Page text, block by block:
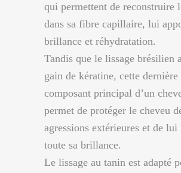
qui permettent de reconstruire
dans sa fibre capillaire, lui
brillance et réhydratation.
Tandis que le lissage brésilien
gain de kératine, cette dernière
composant principal d’un
permet de protéger le cheveu
agressions extérieures et de lui
toute sa brillance.
Le lissage au tanin est adapté